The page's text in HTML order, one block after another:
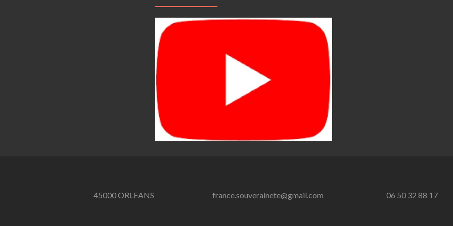
45000 ORLEANS france.souverainete@gmail.com 06 50 32 88 17